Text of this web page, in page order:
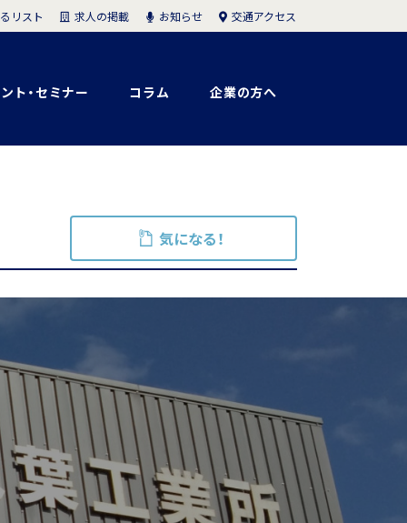
ト・セミナー コラム 企業の方へ
リスト 求人の掲載 お知らせ 交通アクセス
気になる！